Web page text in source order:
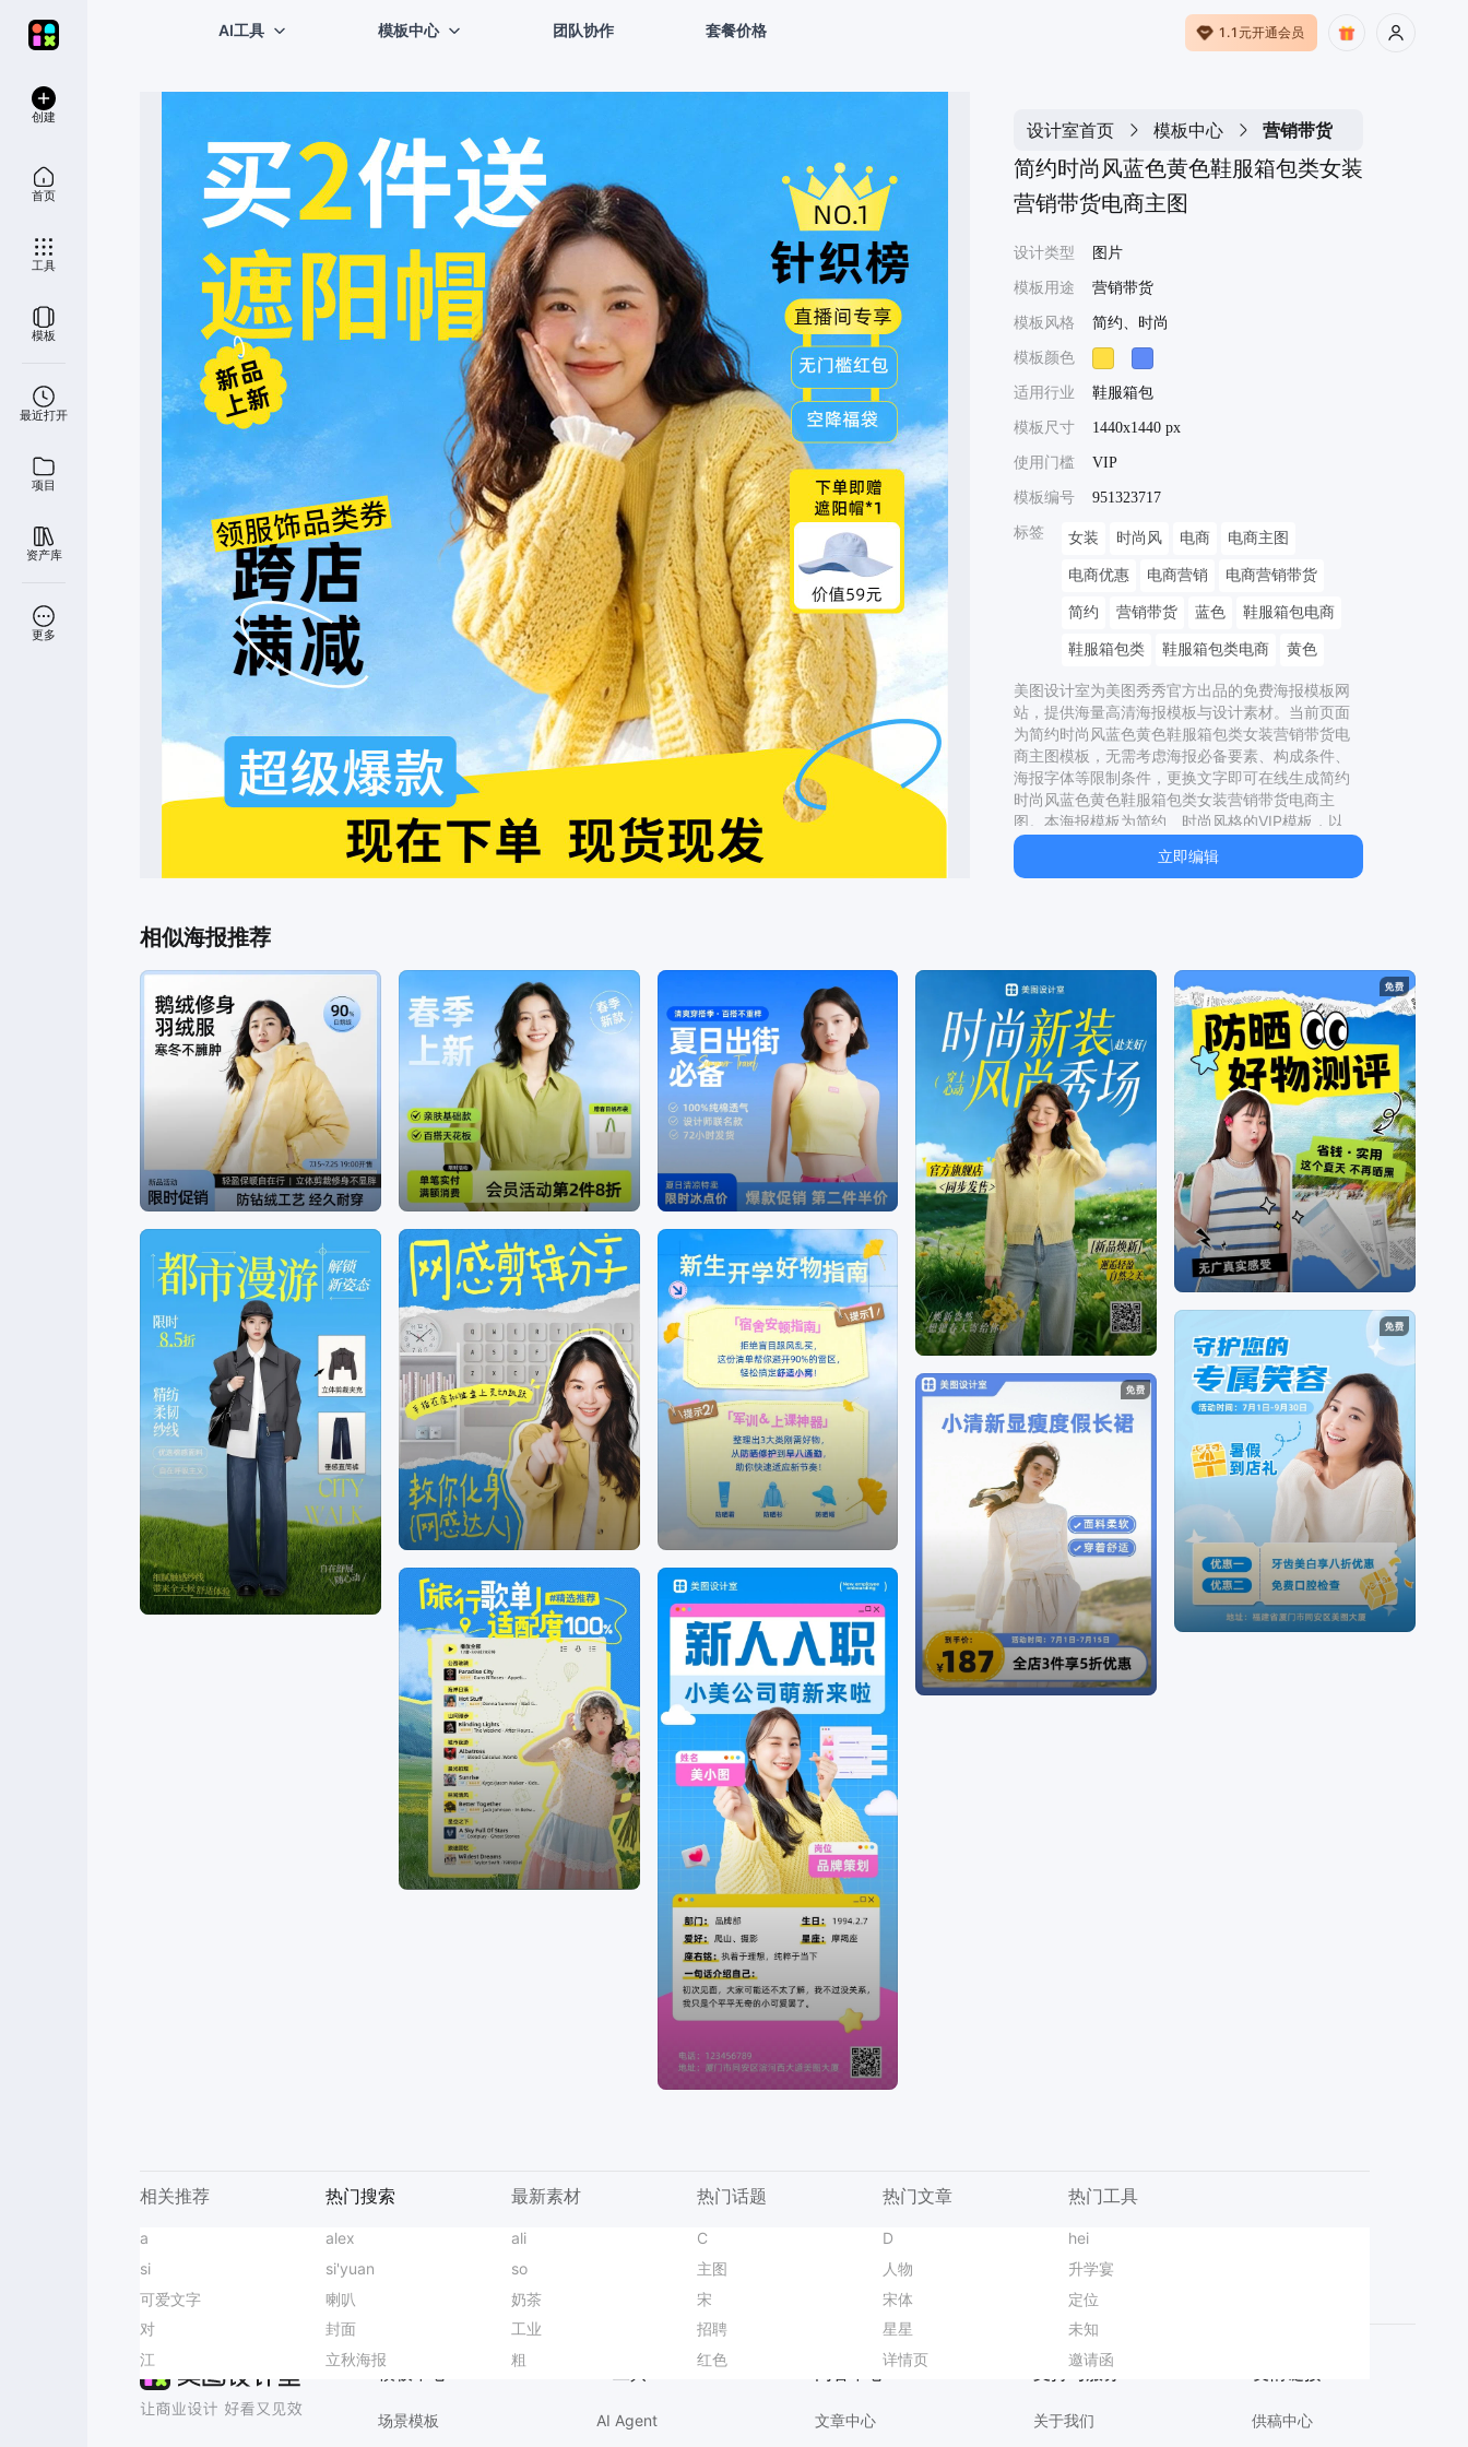
创建
首页
工具
模板
最近打开
项目
资产库
更多
AI工具 模板中心 团队协作 套餐价格 1.1元开通会员
设计室首页 模板中心 营销带货
简约时尚风蓝色黄色鞋服箱包类女装
营销带货电商主图
设计类型 图片
模板用途 营销带货
模板风格 简约、时尚
模板颜色
适用行业 鞋服箱包
模板尺寸 1440x1440 px
使用门槛 VIP
模板编号 951323717
标签 女装 时尚风 电商 电商主图
电商优惠 电商营销 电商营销带货
简约 营销带货 蓝色 鞋服箱包电商
鞋服箱包类 鞋服箱包类电商 黄色
美图设计室为美图秀秀官方出品的免费海报模板网
站，提供海量高清海报模板与设计素材。当前页面
为简约时尚风蓝色黄色鞋服箱包类女装营销带货电
商主图模板，无需考虑海报必备要素、构成条件、
海报字体等限制条件，更换文字即可在线生成简约
时尚风蓝色黄色鞋服箱包类女装营销带货电商主
图。本海报模板为简约、时尚 风格的VIP模板，以
1440
作。同时网站还提供了二十四节气海报、节日海
牌、女装史莱姆!!!!!!!!!!!!、女装大佬小说、女装小
说、女装尺码表标准尺寸、女装营销策划引爆客
流、女装营销策划方案、 女装营销方案案例范文、
女装营销方案案例范文图片、女装营销文案、女装
营销案例大全、女装营销标题和正文怎么写、女装
营销话术、女装营销手段、 女装营销词有哪些、电
商营销的策略与方法、
电商营销是什么意思、电商
营销策略、
电商营销中心项目电商客户揽投部、电
商营销是干嘛的、电商营销工具、电商营销中、电
商营销模式、电商营销词、电商营销方式、女装电
商平台有哪些、电商女装营销策略、电商女装营销
电商女装营销策划方案、女装行业电商策
略、 女装电商运营、女装网络营销、
电商卖女装项
目介绍、 女装网店营销策略、女装网店营销方案
等
问题。
海报设计是一个聚焦商用设计的多场景自助服务设
计器，打破了传统设计软件的技术限制，将内容创
意与设计工具完美的融合一体，为不同场景下的设
计需求提供优质的内容+、工具+、设计+的视觉营
销方案。根据不同场景不同尺寸需求，让用户利用
简单易懂的使用方式，通过修改文字、添加图片等
操作，快捷方便地生成行政办公海报、营销海报、
广告图片、晒单图片等设计物料，拥有商用无忧的
版权字体&素材，让修图设计变得简单。美图秀秀是
一款聚集多种产品为一身的网站；图片编辑，可通
过调整预设尺寸、滤镜光效、文字贴纸等素材，轻
松打造质感图片；工具百宝箱，内含抠图、拼图、
证件照，超多工具想你所想。
立即编辑
相似海报推荐
相关推荐
主图海报 主题教育 分类 台风 吹风机
商品图
图书馆
图标 垃圾分类 头图 宝贝主图
宽带
带货
思维导图 扩图 抠图 招聘主播
拼多多主图
文生图
朋友圈背景图 电商 白底图 百货
直播背景图
科技风
简约风 箱包 风扇 食品主图 首图
热门搜索
a alex ali C D
hei
si
si'yuan so 主图 人物
升学宴
可爱文字
喇叭 奶茶 宋 宋体
定位
对
封面 工业 招聘 星星
未知
江
立秋海报 粗 红色 详情页 邀请函
最新素材
立秋上传版
热门话题
桌游活动海报 美团主图 彩色背景 陶艺活动海报 口腔海报爆款设计
金融分享会
火锅海报
七夕节横版海报 品茶活动海报 小红书爆款封面 家电活动海报
小红书配图
销售排行榜
网格背景 竖图设计 文具活动海报 立夏祝福
产品优势
光棍节海报
海洋世界海报爆款设计 高考倒计时 世界卫生日配图 音乐会海报
订婚邀请函
手机海报设计
旺铺招商海报 立冬主题海报 个人名片 台风预警 轰趴海报爆款设计
热门文章
教师节创意贺卡 滑雪活动海报 机票营销海报 动物园活动海报 电影海报
校园演讲比赛海报
限时优惠券竖版
白露创意视觉 实习分享 辩论赛海报 房产知识海报
Agent技巧
街舞培训海报
教育培训体验课 枫叶素材 大暑节气 销售战报
详情页设计图
考研经验小红书
班委竞选 腊八节祝福海报 秋季招聘海报 创意手办图
中奖名单
生日贺卡制作
多视图教程 背景色更改教程 手绘温馨重阳节 献血口号 月子中心活动
热门工具
智能抠图 AI消除 图片翻译 变清晰 商品精修 AI商品图
模板中心
场景模板 AI Agent 文章中心
支持与服务
关于我们 供稿中心